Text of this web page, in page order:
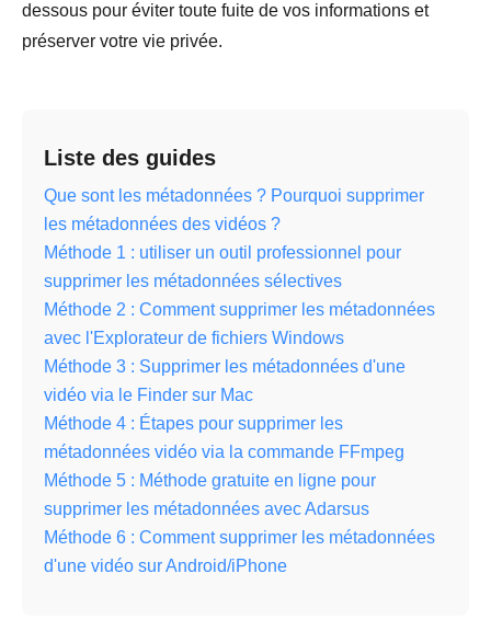
dessous pour éviter toute fuite de vos informations et
préserver votre vie privée.
Liste des guides
Que sont les métadonnées ? Pourquoi supprimer
les métadonnées des vidéos ?
Méthode 1 : utiliser un outil professionnel pour
supprimer les métadonnées sélectives
Méthode 2 : Comment supprimer les métadonnées
avec l'Explorateur de fichiers Windows
Méthode 3 : Supprimer les métadonnées d'une
vidéo via le Finder sur Mac
Méthode 4 : Étapes pour supprimer les
métadonnées vidéo via la commande FFmpeg
Méthode 5 : Méthode gratuite en ligne pour
supprimer les métadonnées avec Adarsus
Méthode 6 : Comment supprimer les métadonnées
d'une vidéo sur Android/iPhone